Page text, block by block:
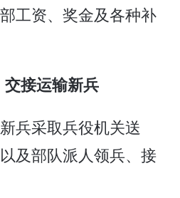
工资、奖金及各种补
接运输新兵
兵采取兵役机关送
及部队派人领兵、接